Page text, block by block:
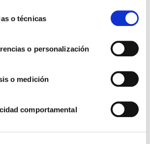
o técnicas
o personalización
o medición
comportamental
sostenible y responsable